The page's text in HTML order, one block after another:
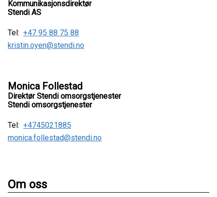
Kommunikasjonsdirektør
Stendi AS
Tel: +47 95 88 75 88
kristin.oyen@stendi.no
Monica Follestad
Direktør Stendi omsorgstjenester
Stendi omsorgstjenester
Tel: +4745021885
monica.follestad@stendi.no
Om oss